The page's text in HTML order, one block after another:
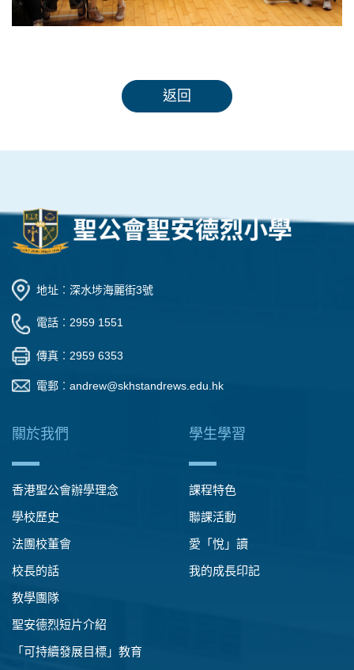
返回
地址︰深水埗海麗街3號
電話︰2959 1551
傳真︰2959 6353
電郵︰ andrew@skhstandrews.edu.hk
關於我們
香港聖公會辦學理念
學校歷史
法團校董會
校長的話
教學團隊
聖安德烈短片介紹
「可持續發展目標」教育
學生學習
課程特色
聯課活動
愛「悅」讀
我的成長印記